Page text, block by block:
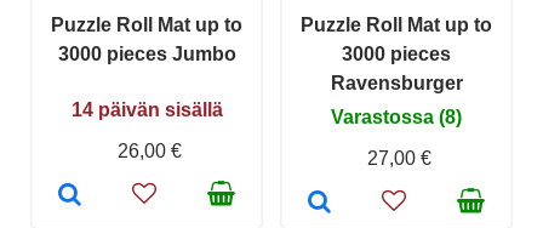
Puzzle Roll Mat up to
3000 pieces Jumbo
14 päivän sisällä
26,00 €
Puzzle Roll Mat up to
3000 pieces
Ravensburger
Varastossa (8)
27,00 €